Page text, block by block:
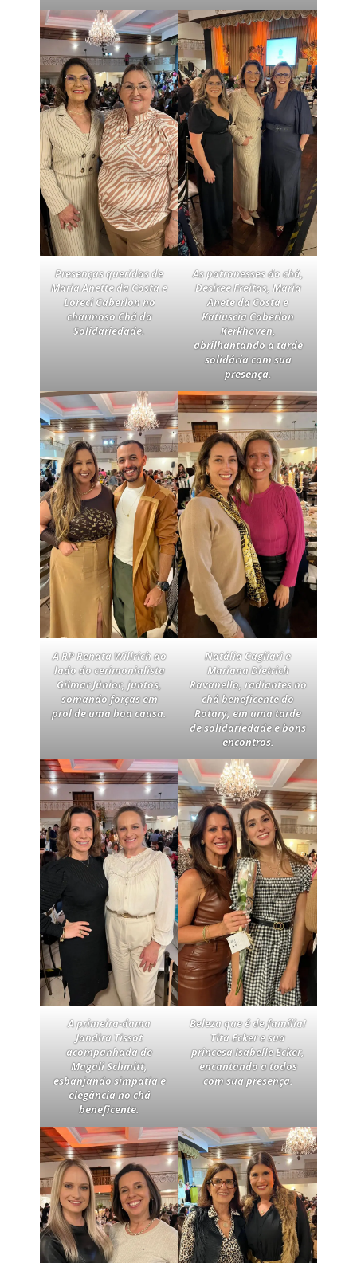
Presenças queridas de
Maria Anette da Costa e
Loreci Caberlon no
charmoso Chá da
Solidariedade.
As patronesses do chá,
Desiree Freitas, Maria
Anete da Costa e
Katiuscia Caberlon
Kerkhoven,
abrilhantando a tarde
solidária com sua
presença.
A RP Renata Willrich ao
lado do cerimonialista
Gilmar Júnior, juntos,
somando forças em
prol de uma boa causa.
Natália Cagliari e
Mariana Dietrich
Ravanello, radiantes no
chá beneficente do
Rotary, em uma tarde
de solidariedade e bons
encontros.
A primeira-dama
Jandira Tissot
acompanhada de
Magali Schmitt,
esbanjando simpatia e
elegância no chá
beneficente.
Beleza que é de família!
Tita Ecker e sua
princesa Isabelle Ecker,
encantando a todos
com sua presença.